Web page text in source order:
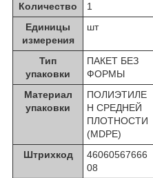
Количество
1
Единицы
измерения
шт
Тип
упаковки
ПАКЕТ БЕЗ
ФОРМЫ
Материал
упаковки
ПОЛИЭТИЛЕ
Н СРЕДНЕЙ
ПЛОТНОСТИ
(MDPE)
Штрихкод
46060567666
08